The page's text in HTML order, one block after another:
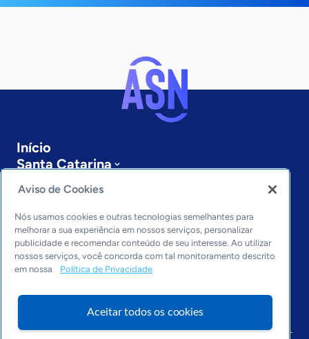
Início
Santa Catarina
Sobre a ASN
Últimas notícias
Entre em contato
Editorias
Economia & Política
Inovação & Tecnologia
Cultura empreendedora
Arquivo
Aviso de Cookies
Nós usamos cookies e outras tecnologias semelhantes para
melhorar a sua experiência em nossos serviços, personalizar
publicidade e recomendar conteúdo de seu interesse. Ao utilizar
nossos serviços, você concorda com tal monitoramento descrito
em nossa
Política de Privacidade
Aceitar todos os cookies